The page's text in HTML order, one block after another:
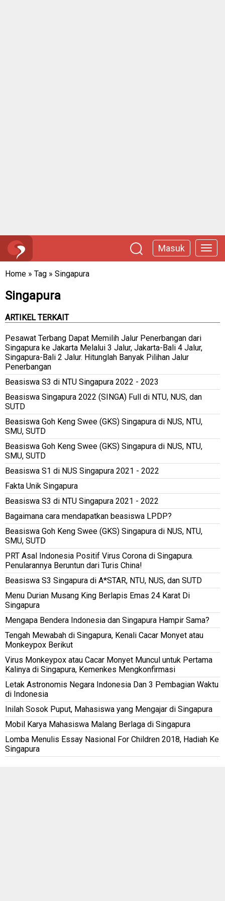
Masuk
Home » Tag » Singapura
Singapura
ARTIKEL TERKAIT
Pesawat Terbang Dapat Memilih Jalur Penerbangan dari
Singapura ke Jakarta Melalui 3 Jalur, Jakarta-Bali 4 Jalur,
Singapura-Bali 2 Jalur. Hitunglah Banyak Pilihan Jalur
Penerbangan
Beasiswa S3 di NTU Singapura 2022 - 2023
Beasiswa Singapura 2022 (SINGA) Full di NTU, NUS, dan
SUTD
Beasiswa Goh Keng Swee (GKS) Singapura di NUS, NTU,
SMU, SUTD
Beasiswa Goh Keng Swee (GKS) Singapura di NUS, NTU,
SMU, SUTD
Beasiswa S1 di NUS Singapura 2021 - 2022
Fakta Unik Singapura
Beasiswa S3 di NTU Singapura 2021 - 2022
Bagaimana cara mendapatkan beasiswa LPDP?
Beasiswa Goh Keng Swee (GKS) Singapura di NUS, NTU,
SMU, SUTD
PRT Asal Indonesia Positif Virus Corona di Singapura.
Penularannya Beruntun dari Turis China!
Beasiswa S3 Singapura di A*STAR, NTU, NUS, dan SUTD
Menu Durian Musang King Berlapis Emas 24 Karat Di
Singapura
Mengapa Bendera Indonesia dan Singapura Hampir Sama?
Tengah Mewabah di Singapura, Kenali Cacar Monyet atau
Monkeypox Berikut
Virus Monkeypox atau Cacar Monyet Muncul untuk Pertama
Kalinya di Singapura, Kemenkes Mengkonfirmasi
Letak Astronomis Negara Indonesia Dan 3 Pembagian Waktu
di Indonesia
Inilah Sosok Puput, Mahasiswa yang Mengajar di Singapura
Mobil Karya Mahasiswa Malang Berlaga di Singapura
Lomba Menulis Essay Nasional For Children 2018, Hadiah Ke
Singapura